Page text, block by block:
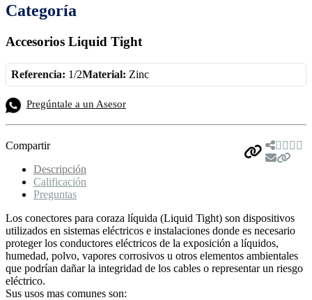
Categoría
Accesorios Liquid Tight
Referencia: 1/2Material: Zinc
Pregúntale a un Asesor
Compartir
Descripción
Calificación
Preguntas
Los conectores para coraza líquida (Liquid Tight) son dispositivos
utilizados en sistemas eléctricos e instalaciones donde es necesario
proteger los conductores eléctricos de la exposición a líquidos,
humedad, polvo, vapores corrosivos u otros elementos ambientales
que podrían dañar la integridad de los cables o representar un riesgo
eléctrico.
Sus usos mas comunes son: